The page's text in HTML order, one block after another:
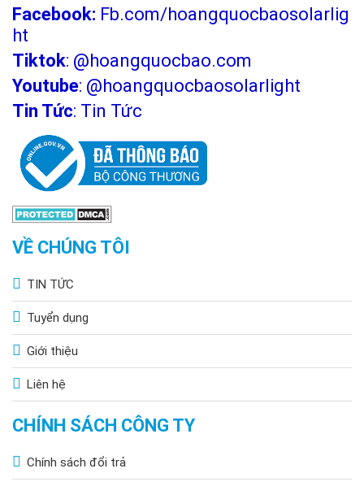
Facebook: Fb.com/hoangquocbaosolarlig
ht
Tiktok: @hoangquocbao.com
Youtube: @hoangquocbaosolarlight
Tin Tức: Tin Tức
VỀ CHÚNG TÔI
TIN TỨC
Tuyển dụng
Giới thiệu
Liên hệ
CHÍNH SÁCH CÔNG TY
Chính sách đổi trả